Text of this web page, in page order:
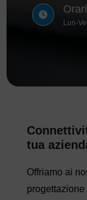

Lun-
tua
Offriamo ai